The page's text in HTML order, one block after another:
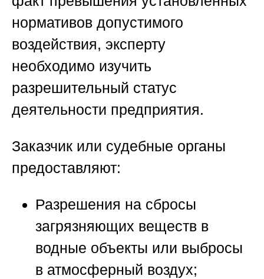
нормативов допустимого
воздействия, эксперту
необходимо изучить
разрешительный статус
деятельности предприятия.
Заказчик или судебные органы
предоставляют:
Разрешения на сбросы
загрязняющих веществ в
водные объекты или выбросы
в атмосферный воздух;